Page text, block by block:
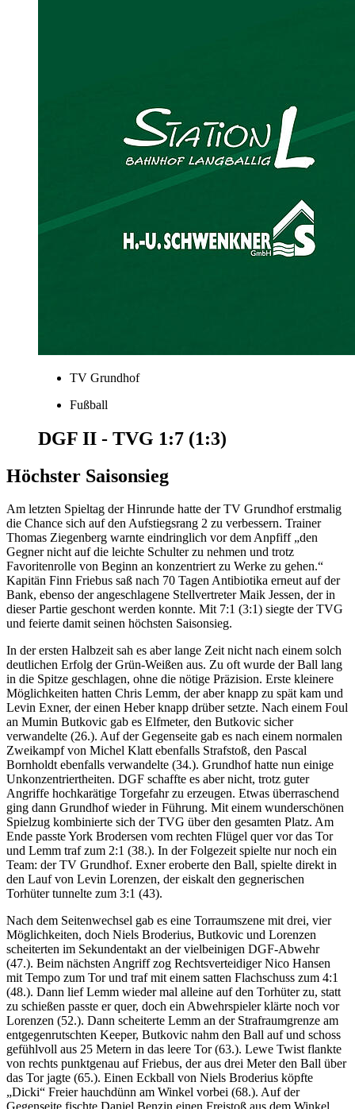
TV Grundhof
Fußball
DGF II - TVG 1:7 (1:3)
Höchster Saisonsieg
Am letzten Spieltag der Hinrunde hatte der TV Grundhof erstmalig
die Chance sich auf den Aufstiegsrang 2 zu verbessern. Trainer
Thomas Ziegenberg warnte eindringlich vor dem Anpfiff „den
Gegner nicht auf die leichte Schulter zu nehmen und trotz
Favoritenrolle von Beginn an konzentriert zu Werke zu gehen.“
Kapitän Finn Friebus saß nach 70 Tagen Antibiotika erneut auf der
Bank, ebenso der angeschlagene Stellvertreter Maik Jessen, der in
dieser Partie geschont werden konnte. Mit 7:1 (3:1) siegte der TVG
und feierte damit seinen höchsten Saisonsieg.
In der ersten Halbzeit sah es aber lange Zeit nicht nach einem solch
deutlichen Erfolg der Grün-Weißen aus. Zu oft wurde der Ball lang
in die Spitze geschlagen, ohne die nötige Präzision. Erste kleinere
Möglichkeiten hatten Chris Lemm, der aber knapp zu spät kam und
Levin Exner, der einen Heber knapp drüber setzte. Nach einem Foul
an Mumin Butkovic gab es Elfmeter, den Butkovic sicher
verwandelte (26.). Auf der Gegenseite gab es nach einem normalen
Zweikampf von Michel Klatt ebenfalls Strafstoß, den Pascal
Bornholdt ebenfalls verwandelte (34.). Grundhof hatte nun einige
Unkonzentriertheiten. DGF schaffte es aber nicht, trotz guter
Angriffe hochkarätige Torgefahr zu erzeugen. Etwas überraschend
ging dann Grundhof wieder in Führung. Mit einem wunderschönen
Spielzug kombinierte sich der TVG über den gesamten Platz. Am
Ende passte York Brodersen vom rechten Flügel quer vor das Tor
und Lemm traf zum 2:1 (38.). In der Folgezeit spielte nur noch ein
Team: der TV Grundhof. Exner eroberte den Ball, spielte direkt in
den Lauf von Levin Lorenzen, der eiskalt den gegnerischen
Torhüter tunnelte zum 3:1 (43).
Nach dem Seitenwechsel gab es eine Torraumszene mit drei, vier
Möglichkeiten, doch Niels Broderius, Butkovic und Lorenzen
scheiterten im Sekundentakt an der vielbeinigen DGF-Abwehr
(47.). Beim nächsten Angriff zog Rechtsverteidiger Nico Hansen
mit Tempo zum Tor und traf mit einem satten Flachschuss zum 4:1
(48.). Dann lief Lemm wieder mal alleine auf den Torhüter zu, statt
zu schießen passte er quer, doch ein Abwehrspieler klärte noch vor
Lorenzen (52.). Dann scheiterte Lemm an der Strafraumgrenze am
entgegenrutschten Keeper, Butkovic nahm den Ball auf und schoss
gefühlvoll aus 25 Metern in das leere Tor (63.). Lewe Twist flankte
von rechts punktgenau auf Friebus, der aus drei Meter den Ball über
das Tor jagte (65.). Einen Eckball von Niels Broderius köpfte
„Dicki“ Freier hauchdünn am Winkel vorbei (68.). Auf der